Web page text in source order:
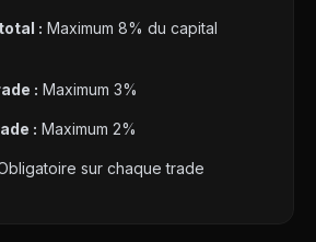
: Maximum 8% du capital
: Maximum 3%
: Maximum 2%
sur chaque trade